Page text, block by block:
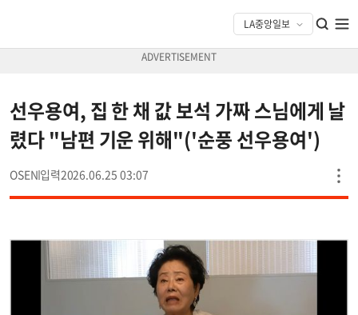
선우용여, 집 한 채 값 보석 가짜 스님에게 날
렸다 "남편 기운 위해"('순풍 선우용여')
OSEN 2026.06.25 03:07